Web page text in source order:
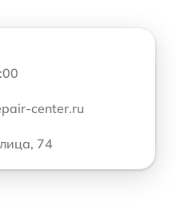
center.ru
74